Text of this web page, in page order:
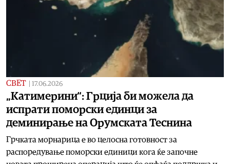
СВЕТ 17.06.2026
„Катимерини“: Грција би можела да
испрати поморски единци за
деминирање на Орумската Теснина
Грчката морнарица е во целосна готовност за
распоредување поморски единици кога ќе започне